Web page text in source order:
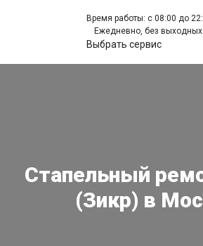
Время работы: с 08:00 до
Ежедневно, без выходных.
Выбрать сервис
Стапельный
(Зикр) в